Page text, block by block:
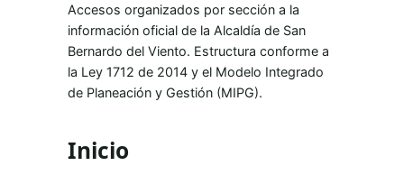
Accesos organizados por sección a la
información oficial de la Alcaldía de San
Bernardo del Viento. Estructura conforme a
la Ley 1712 de 2014 y el Modelo Integrado
de Planeación y Gestión (MIPG).
Inicio